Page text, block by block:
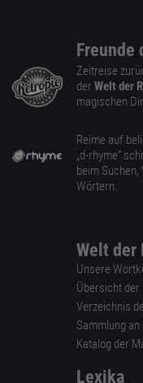
Freunde
Zeitreise
der Welt der
magischen
Reime auf
„d-rhyme”
beim
Wörtern.
Welt der
Unsere
Übersicht
Verzeichnis
Sammlung
Katalog der
Lexika